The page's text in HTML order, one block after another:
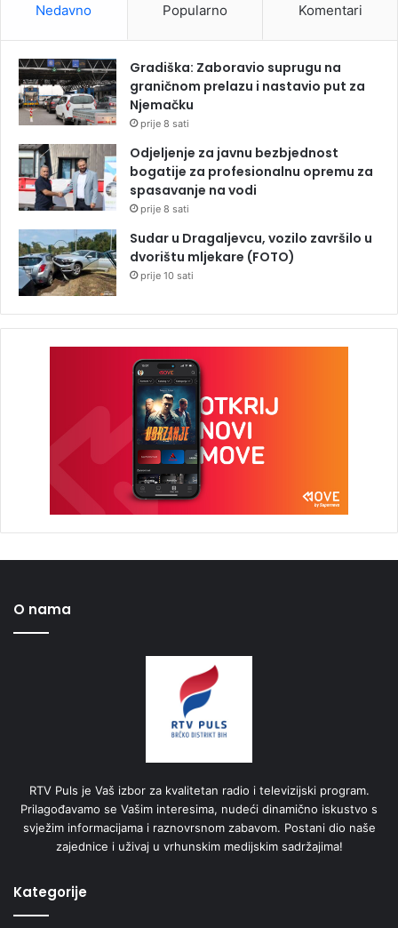
Nedavno Popularno Komentari
Gradiška: Zaboravio suprugu na
graničnom prelazu i nastavio put za
Njemačku
prije 8 sati
Odjeljenje za javnu bezbjednost
bogatije za profesionalnu opremu za
spasavanje na vodi
prije 8 sati
Sudar u Dragaljevcu, vozilo završilo u
dvorištu mljekare (FOTO)
prije 10 sati
O nama
RTV Puls je Vaš izbor za kvalitetan radio i televizijski program.
Prilagođavamo se Vašim interesima, nudeći dinamično iskustvo s
svježim informacijama i raznovrsnom zabavom. Postani dio naše
zajednice i uživaj u vrhunskim medijskim sadržajima!
Kategorije